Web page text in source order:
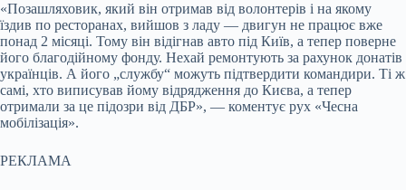
«Позашляховик, який він отримав від волонтерів і на якому
їздив по ресторанах, вийшов з ладу — двигун не працює вже
понад 2 місяці. Тому він відігнав авто під Київ, а тепер поверне
його благодійному фонду. Нехай ремонтують за рахунок донатів
українців. А його „службу“ можуть підтвердити командири. Ті ж
самі, хто виписував йому відрядження до Києва, а тепер
отримали за це підозри від ДБР», — коментує рух «Чесна
мобілізація».
РЕКЛАМА